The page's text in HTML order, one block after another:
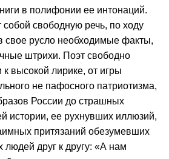
в полифонии ее интонаций.
свободную речь, по ходу
русло необходимые факты,
штрихи. Поэт свободно
к высокой лирике, от игры
не пафосного патриотизма,
России до страшных
истории, ее рухнувших иллюзий,
притязаний обезумевших
людей друг к другу: «А нам